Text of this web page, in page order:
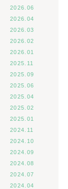
2026.06
2026.04
2026.03
2026.02
2026.01
2025.11
2025.09
2025.06
2025.04
2025.02
2025.01
2024.11
2024.10
2024.09
2024.08
2024.07
2024.04